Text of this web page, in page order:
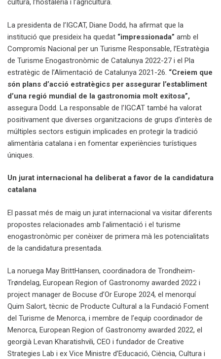
cultura, l’hostaleria i l’agricultura.
La presidenta de l’IGCAT, Diane Dodd, ha afirmat que la
institució que presideix ha quedat “impressionada” amb el
Compromís Nacional per un Turisme Responsable, l’Estratègia
de Turisme Enogastronòmic de Catalunya 2022-27 i el Pla
estratègic de l’Alimentació de Catalunya 2021-26. “Creiem que
són plans d’acció estratègics per assegurar l’establiment
d’una regió mundial de la gastronomia molt exitosa”,
assegura Dodd. La responsable de l’IGCAT també ha valorat
positivament que diverses organitzacions de grups d’interès de
múltiples sectors estiguin implicades en protegir la tradició
alimentària catalana i en fomentar experiències turístiques
úniques.
Un jurat internacional ha deliberat a favor de la candidatura
catalana
El passat més de maig un jurat internacional va visitar diferents
propostes relacionades amb l’alimentació i el turisme
enogastronòmic per conèixer de primera mà les potencialitats
de la candidatura presentada.
La noruega May BrittHansen, coordinadora de Trondheim-
Trøndelag, European Region of Gastronomy awarded 2022 i
project manager de Bocuse d’Or Europe 2024, el menorquí
Quim Salort, tècnic de Producte Cultural a la Fundació Foment
del Turisme de Menorca, i membre de l’equip coordinador de
Menorca, European Region of Gastronomy awarded 2022, el
georgià Levan Kharatishvili, CEO i fundador de Creative
Strategies Lab i ex Vice Ministre d’Educació, Ciència, Cultura i